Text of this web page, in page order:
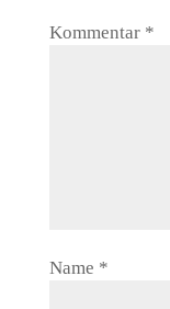
Kommentar *
Name *